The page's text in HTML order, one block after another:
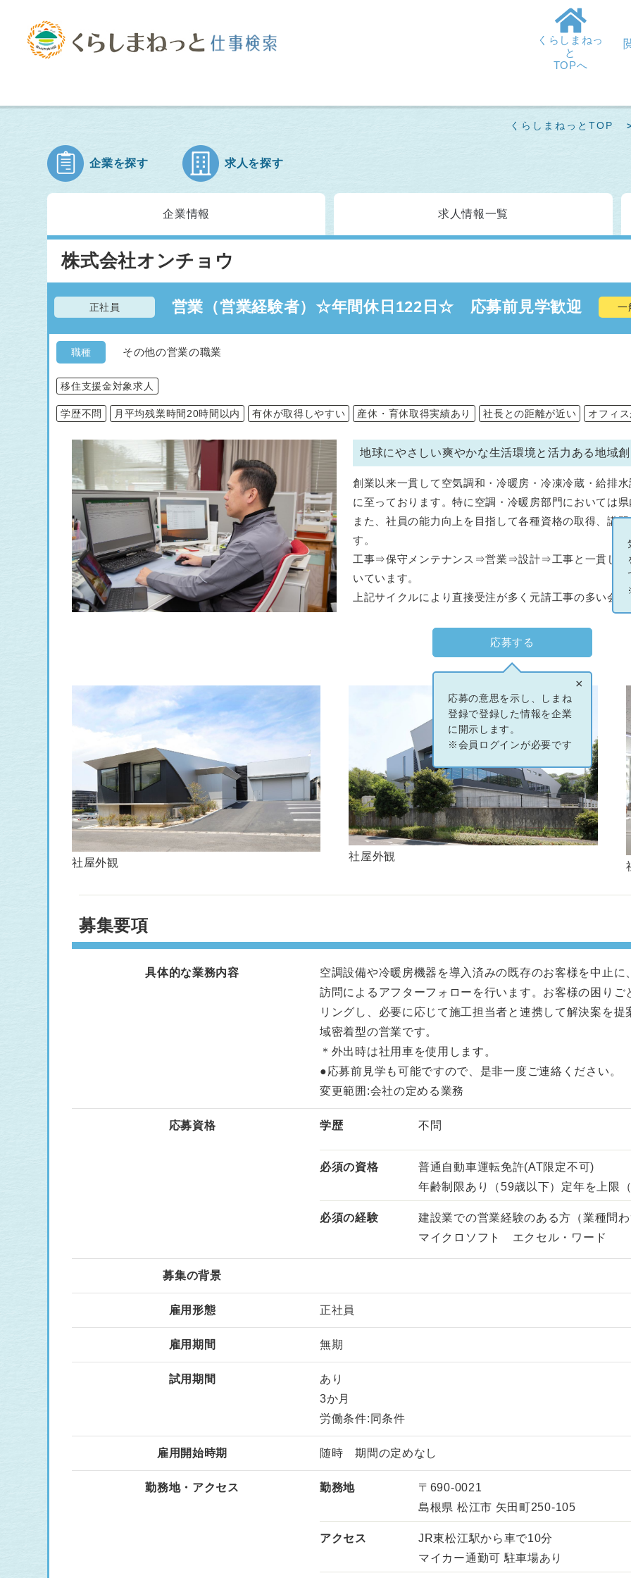
くらしまねっ
と
TOPへ
くらしまねっとTOP
企業を探す 求人を探す
企業情報 求人情報一覧
株式会社オンチョウ
正社員 一
営業（営業経験者）☆年間休日122日☆ 応募前見学歓迎
職種 その他の営業の職業
移住支援金対象求人
学歴不問 月平均残業時間20時間以内 有休が取得しやすい 産休・育休取得実績あり 社長との距離が近い オフィ
地球にやさしい爽やかな生活環境と活力ある地域
創業以来一貫して空気調和・冷暖房・冷凍冷蔵・給排
に至っております。特に空調・冷暖房部門においては
また、社員の能力向上を目指して各種資格の取得、講
す。
工事⇒保守メンテナンス⇒営業⇒設計⇒工事と一貫して
いています。
上記サイクルにより直接受注が多く元請工事の多い会
応募する
×
応募の意思を示し、しまね
登録で登録した情報を企業
に開示します。
※会員ログインが必要です
社屋外観 社屋外観
募集要項
具体的な業務内容
空調設備や冷暖房機器を導入済みの既存のお客様を中止に
訪問によるアフターフォローを行います。お客様の困りご
リングし、必要に応じて施工担当者と連携して解決案を提
域密着型の営業です。
＊外出時は社用車を使用します。
●応募前見学も可能ですので、是非一度ご連絡ください。
変更範囲:会社の定める業務
応募資格 学歴 不問
必須の資格
普通自動車運転免許(AT限定不可)
年齢制限あり（59歳以下）定年を上限
必須の経験
建設業での営業経験のある方（業種問
マイクロソフト エクセル・ワード
募集の背景
雇用形態 正社員
雇用期間 無期
試用期間
あり
3か月
労働条件:同条件
雇用開始時期 随時 期間の定めなし
勤務地・アクセス 勤務地
〒690-0021
島根県 松江市 矢田町250-105
アクセス
JR東松江駅から車で10分
マイカー通勤可 駐車場あり